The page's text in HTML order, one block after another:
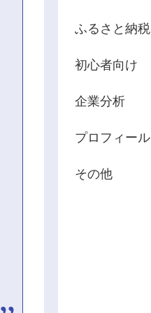
ふるさと納税
初心者向け
企業分析
プロフィール
その他